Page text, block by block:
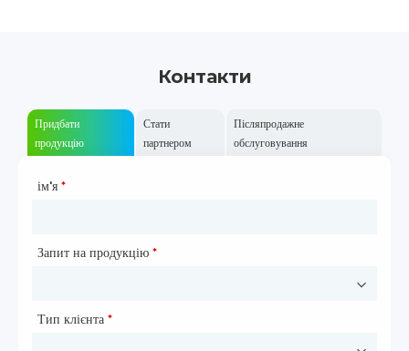
Контакти
Придбати
продукцію
Стати
партнером
Післяпродажне
обслуговування
ім'я *
Запит на продукцію *
Тип клієнта *
Тип партнерства
Ім'я*
Назва компанії